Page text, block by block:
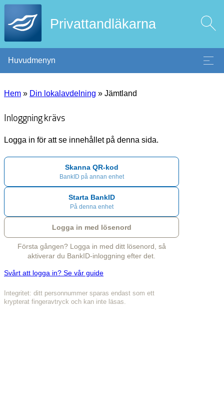
Privattandläkarna
Huvudmenyn
Hem » Din lokalavdelning » Jämtland
Inloggning krävs
Logga in för att se innehållet på denna sida.
Skanna QR-kod
BankID på annan enhet
Starta BankID
På denna enhet
Logga in med lösenord
Första gången? Logga in med ditt lösenord, så
aktiverar du BankID-inloggning efter det.
Svårt att logga in? Se vår guide
Integritet: ditt personnummer sparas endast som ett
krypterat fingeravtryck och kan inte läsas.